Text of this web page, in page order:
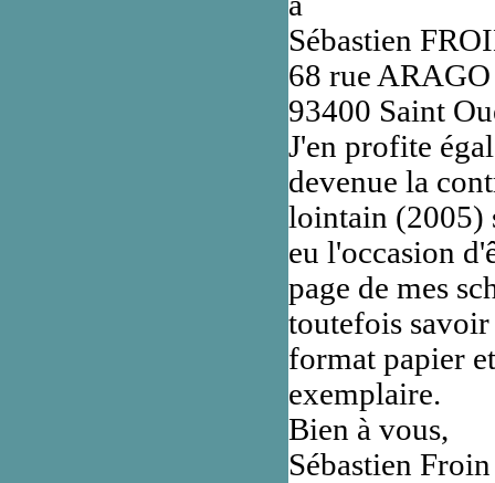
Sébastien
68 rue ARAGO
93400 Saint
J'en profite
devenue la
lointain (2005)
eu l'occasion
page de mes
toutefois
format papier
exemplaire.
Bien à vous,
Sébastien Froin